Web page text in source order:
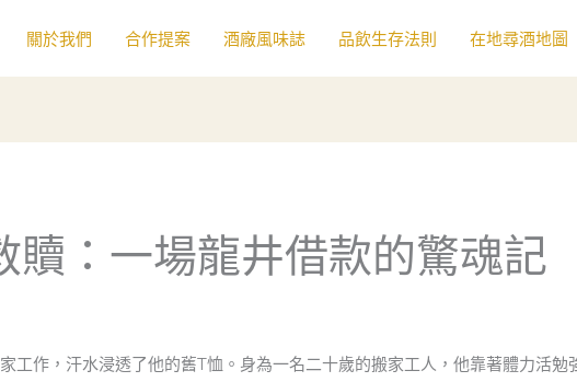
關於我們 合作提案 酒廠風味誌 品飲生存法則 在地尋酒地圖
贖：一場龍井借款的驚魂記
工作，汗水浸透了他的舊T恤。身為一名二十歲的搬家工人，他靠著體力活勉